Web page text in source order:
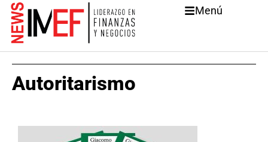
Menú
Autoritarismo